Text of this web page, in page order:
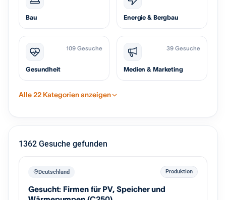
Bau Energie & Bergbau
109 Gesuche
Gesundheit
39 Gesuche
Medien & Marketing
Alle 22 Kategorien anzeigen
1362 Gesuche gefunden
Deutschland Produktion
Gesucht: Firmen für PV, Speicher und